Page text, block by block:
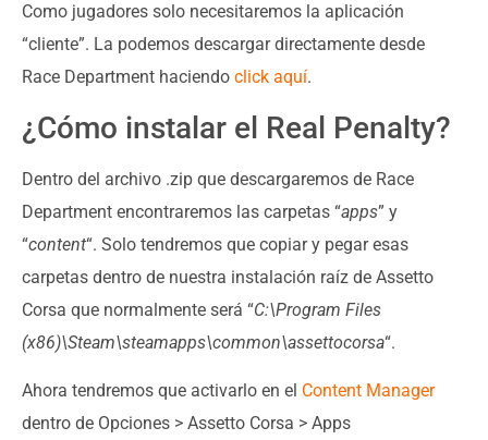
Como jugadores solo necesitaremos la aplicación
“cliente”. La podemos descargar directamente desde
Race Department haciendo click aquí.
¿Cómo instalar el Real Penalty?
Dentro del archivo .zip que descargaremos de Race
Department encontraremos las carpetas “apps” y
“content“. Solo tendremos que copiar y pegar esas
carpetas dentro de nuestra instalación raíz de Assetto
Corsa que normalmente será “C:\Program Files
(x86)\Steam\steamapps\common\assettocorsa“.
Ahora tendremos que activarlo en el Content Manager
dentro de Opciones > Assetto Corsa > Apps